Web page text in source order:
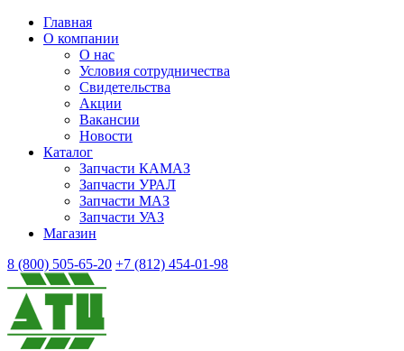
Главная
О компании
О нас
Условия сотрудничества
Свидетельства
Акции
Вакансии
Новости
Каталог
Запчасти КАМАЗ
Запчасти УРАЛ
Запчасти МАЗ
Запчасти УАЗ
Магазин
8 (800) 505-65-20 +7 (812) 454-01-98